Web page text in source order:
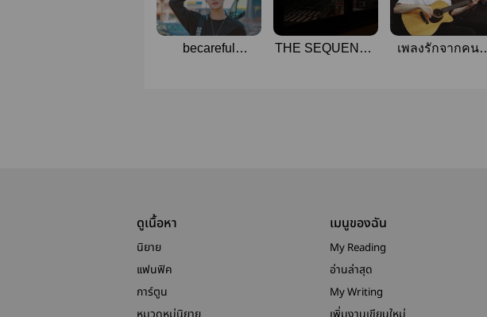
becareful
THE SEQUENCE
เพลงรักจากคนที่
ดูเนื้อหา
นิยาย
แฟนฟิค
การ์ตูน
เมนูของฉัน
My Reading
อ่านล่าสุด
My Writing